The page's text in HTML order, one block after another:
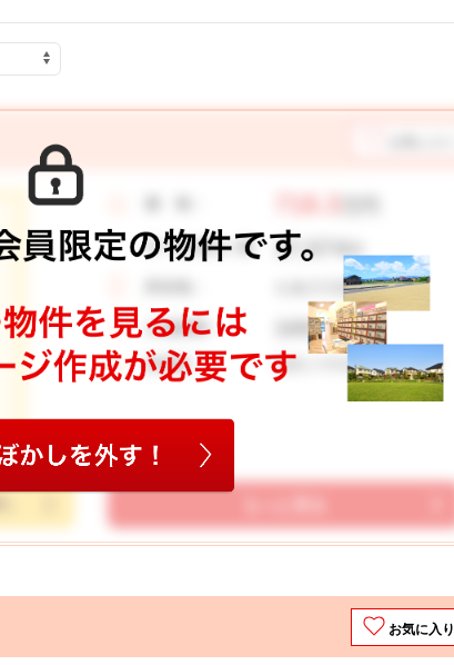
718.3
月々お支払い例 17,574
丸亀市津森町
土地面積： 169.65 ㎡
学校区： 城乾小学校 西中学校
お気に入り